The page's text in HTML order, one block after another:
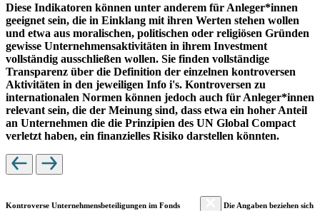
Diese Indikatoren können unter anderem für Anleger*innen
geeignet sein, die in Einklang mit ihren Werten stehen wollen
und etwa aus moralischen, politischen oder religiösen Gründen
gewisse Unternehmensaktivitäten in ihrem Investment
vollständig ausschließen wollen. Sie finden vollständige
Transparenz über die Definition der einzelnen kontroversen
Aktivitäten in den jeweiligen Info i's. Kontroversen zu
internationalen Normen können jedoch auch für Anleger*innen
relevant sein, die der Meinung sind, dass etwa ein hoher Anteil
an Unternehmen die die Prinzipien des UN Global Compact
verletzt haben, ein finanzielles Risiko darstellen könnten.
Kontroverse Unternehmensbeteiligungen im Fonds
Die Angaben beziehen sich